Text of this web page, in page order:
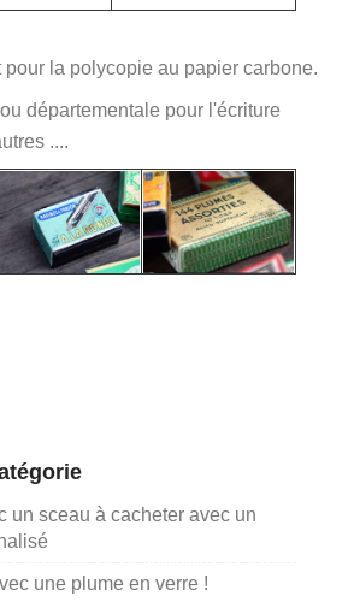
pour la polycopie au papier carbone.
départementale pour l'écriture
....
un sceau à cacheter avec un
une plume en verre !